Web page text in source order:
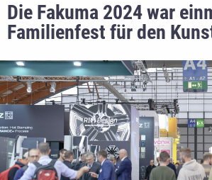
Die Fakuma 2024 war
Familienfest für den